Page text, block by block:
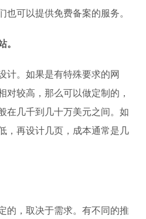
也可以提供免费备案的服务。
。
计。如果是有特殊要求的网
对较高，那么可以做定制的，
在几千到几十万美元之间。如
，再设计几页，成本通常是几
的，取决于需求。有不同的推